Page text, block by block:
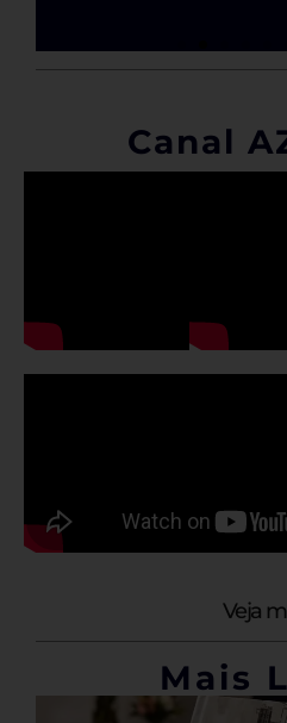
Canal
Veja
Mais